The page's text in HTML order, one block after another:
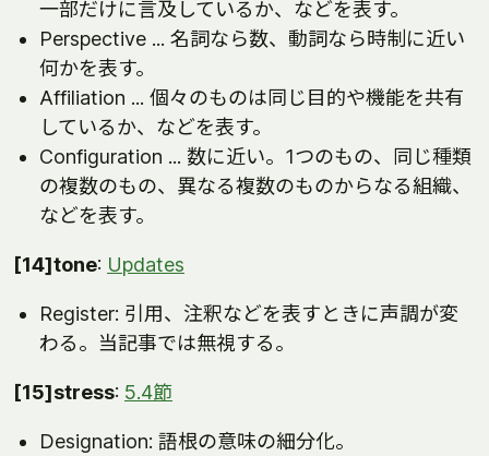
一部だけに言及しているか、などを表す。
Perspective ... 名詞なら数、動詞なら時制に近い
何かを表す。
Affiliation ... 個々のものは同じ目的や機能を共有
しているか、などを表す。
Configuration ... 数に近い。1つのもの、同じ種類
の複数のもの、異なる複数のものからなる組織、
などを表す。
[14]tone: Updates
Register: 引用、注釈などを表すときに声調が変
わる。当記事では無視する。
[15]stress: 5.4節
Designation: 語根の意味の細分化。